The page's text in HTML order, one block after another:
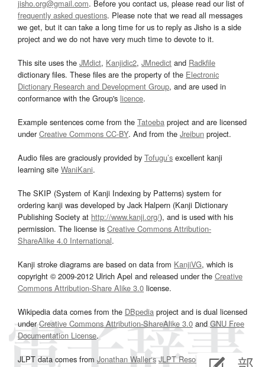
jisho.org@gmail.com. Before you contact us, please read our list of
frequently asked questions. Please note that we read all messages
we get, but it can take a long time for us to reply as Jisho is a side
project and we do not have very much time to devote to it.
This site uses the JMdict, Kanjidic2, JMnedict and Radkfile
dictionary files. These files are the property of the Electronic
Dictionary Research and Development Group, and are used in
conformance with the Group's licence.
Example sentences come from the Tatoeba project and are licensed
underCreative Commons CC-BY. And from the Jreibun project.
Audio files are graciously provided by Tofugu’s excellent kanji
learning site WaniKani.
The SKIP (System of Kanji Indexing by Patterns) system for
ordering kanji was developed by Jack Halpern (Kanji Dictionary
Publishing Society at http://www.kanji.org/), and is used with his
permission. The license is Creative Commons Attribution-
ShareAlike 4.0 International.
Kanji stroke diagrams are based on data from KanjiVG, which is
copyright © 2009-2012 Ulrich Apel and released under the Creative
Commons Attribution-Share Alike 3.0 license.
Wikipedia data comes from the DBpedia project and is dual licensed
underCreative Commons Attribution-ShareAlike 3.0and GNU Free
Documentation License.
JLPT data comes from Jonathan Waller‘s JLPT Resourcespage.